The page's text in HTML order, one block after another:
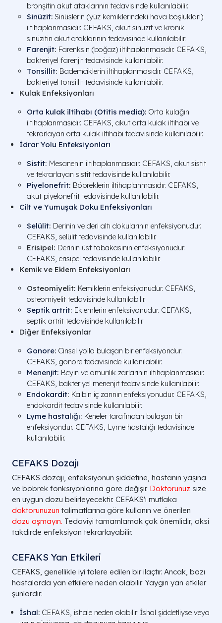
bronşitin akut ataklarının tedavisinde kullanılabilir.
Sinüzit: Sinüslerin (yüz kemiklerindeki hava boşlukları)
iltihaplanmasıdır. CEFAKS, akut sinüzit ve kronik
sinüzitin akut ataklarının tedavisinde kullanılabilir.
Farenjit: Farenksin (boğaz) iltihaplanmasıdır. CEFAKS,
bakteriyel farenjit tedavisinde kullanılabilir.
Tonsillit: Bademciklerin iltihaplanmasıdır. CEFAKS,
bakteriyel tonsillit tedavisinde kullanılabilir.
Kulak Enfeksiyonları
Orta kulak iltihabı (Otitis media): Orta kulağın
iltihaplanmasıdır. CEFAKS, akut orta kulak iltihabı ve
tekrarlayan orta kulak iltihabı tedavisinde kullanılabilir.
İdrar Yolu Enfeksiyonları
Sistit: Mesanenin iltihaplanmasıdır. CEFAKS, akut sistit
ve tekrarlayan sistit tedavisinde kullanılabilir.
Piyelonefrit: Böbreklerin iltihaplanmasıdır. CEFAKS,
akut piyelonefrit tedavisinde kullanılabilir.
Cilt ve Yumuşak Doku Enfeksiyonları
Selülit: Derinin ve deri altı dokularının enfeksiyonudur.
CEFAKS, selülit tedavisinde kullanılabilir.
Erisipel: Derinin üst tabakasının enfeksiyonudur.
CEFAKS, erisipel tedavisinde kullanılabilir.
Kemik ve Eklem Enfeksiyonları
Osteomiyelit: Kemiklerin enfeksiyonudur. CEFAKS,
osteomiyelit tedavisinde kullanılabilir.
Septik artrit: Eklemlerin enfeksiyonudur. CEFAKS,
septik artrit tedavisinde kullanılabilir.
Diğer Enfeksiyonlar
Gonore: Cinsel yolla bulaşan bir enfeksiyondur.
CEFAKS, gonore tedavisinde kullanılabilir.
Menenjit: Beyin ve omurilik zarlarının iltihaplanmasıdır.
CEFAKS, bakteriyel menenjit tedavisinde kullanılabilir.
Endokardit: Kalbin iç zarının enfeksiyonudur. CEFAKS,
endokardit tedavisinde kullanılabilir.
Lyme hastalığı: Keneler tarafından bulaşan bir
enfeksiyondur. CEFAKS, Lyme hastalığı tedavisinde
kullanılabilir.
CEFAKS Dozajı
CEFAKS dozajı, enfeksiyonun şiddetine, hastanın yaşına
ve böbrek fonksiyonlarına göre değişir. Doktorunuz size
en uygun dozu belirleyecektir. CEFAKS'ı mutlaka
doktorunuzun talimatlarına göre kullanın ve önerilen
dozu aşmayın. Tedaviyi tamamlamak çok önemlidir, aksi
takdirde enfeksiyon tekrarlayabilir.
CEFAKS Yan Etkileri
CEFAKS, genellikle iyi tolere edilen bir ilaçtır. Ancak, bazı
hastalarda yan etkilere neden olabilir. Yaygın yan etkiler
şunlardır:
İshal: CEFAKS, ishale neden olabilir. İshal şiddetliyse veya